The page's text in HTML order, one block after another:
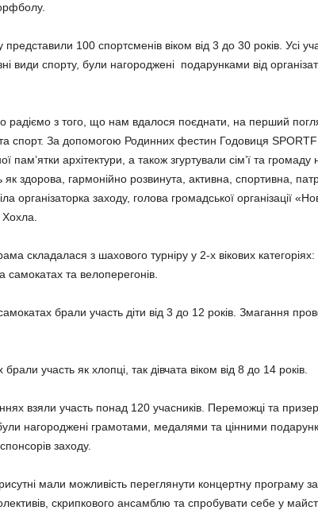
100 спортсменів віком від 3 до 30 років. Усі
види спорту, були нагороджені подарунками від
радіємо з того, що нам вдалося поєднати, на перший
та спорт. За допомогою Родинних фестин Годовиця
пам’ятки архітектури, а також згуртували сім’ї та громаду
як здорова, гармонійно розвинута, активна, спортивна,
організаторка заходу, голова громадської організації
Хохла.
складалася з шахового турніру у 2-х вікових категоріях:
самокатах та велоперегонів.
брали участь діти від 3 до 12 років. Змагання
участь як хлопці, так дівчата віком від 8 до 14 років.
взяли участь понад 120 учасників. Переможці та
були нагороджені грамотами, медалями та цінними
заходу.
мали можливість переглянути концертну програму
скрипкового ансамблю та спробувати себе у